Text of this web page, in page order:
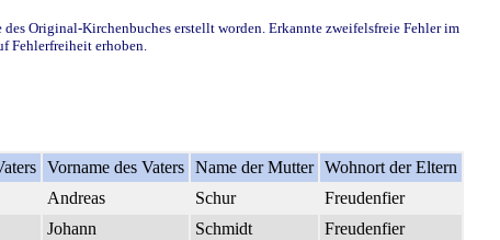
Original-Kirchenbuches erstellt worden. Erkannte zweifelsfreie Fehler im
Fehlerfreiheit erhoben.
Vorname des Vaters Name der Mutter Wohnort der Eltern
Andreas Schur
Freudenfier
Johann Schmidt
Freudenfier